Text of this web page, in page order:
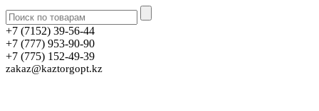
+7 (7152) 39-56-44
+7 (777) 953-90-90
+7 (775) 152-49-39
zakaz@kaztorgopt.kz